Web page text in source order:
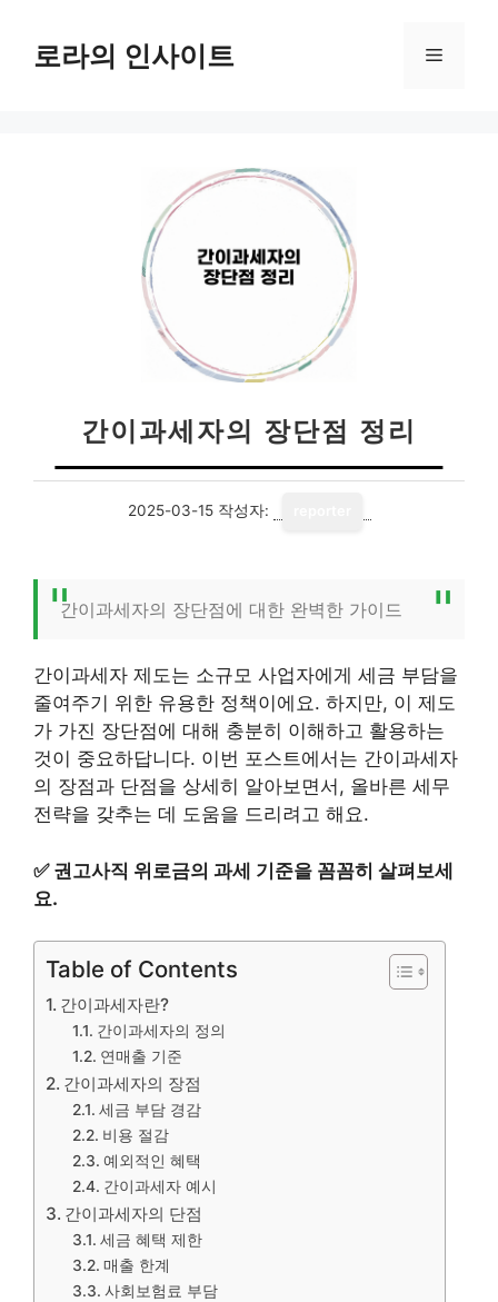
로라의 인사이트 메
간이과세자의 장단점 정리
2025-03-15 작성자:
간이과세자의 장단점에 대한 완벽한 가이드
간이과세자 제도는 소규모 사업자에게 세금 부담을
줄여주기 위한 유용한 정책이에요. 하지만, 이 제도
가 가진 장단점에 대해 충분히 이해하고 활용하는
것이 중요하답니다. 이번 포스트에서는 간이과세자
의 장점과 단점을 상세히 알아보면서, 올바른 세무
전략을 갖추는 데 도움을 드리려고 해요.
✅ 권고사직 위로금의 과세 기준을 꼼꼼히 살펴보세
요.
Table of Contents
간이과세자란?
간이과세자의 정의
연매출 기준
간이과세자의 장점
세금 부담 경감
비용 절감
예외적인 혜택
간이과세자 예시
간이과세자의 단점
세금 혜택 제한
매출 한계
사회보험료 부담